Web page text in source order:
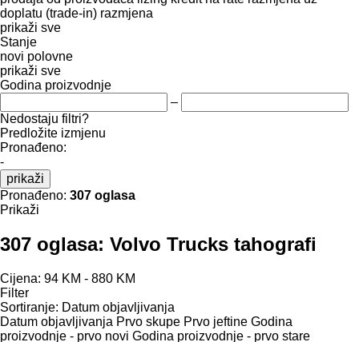
doplatu (trade-in) razmjena
prikaži sve
Stanje
novi polovne
prikaži sve
Godina proizvodnje
–
Nedostaju filtri?
Predložite izmjenu
Pronađeno:
-
prikaži
Pronađeno: 307 oglasa
Prikaži
307 oglasa: Volvo Trucks tahografi
Cijena: 94 KM - 880 KM
Filter
Sortiranje: Datum objavljivanja
Datum objavljivanja Prvo skupe Prvo jeftine Godina
proizvodnje - prvo novi Godina proizvodnje - prvo stare